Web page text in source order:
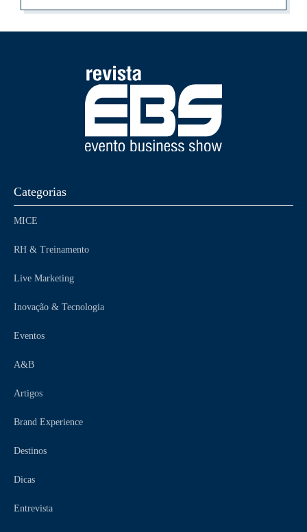
Categorias
MICE
RH & Treinamento
Live Marketing
Inovação & Tecnologia
Eventos
A&B
Artigos
Brand Experience
Destinos
Dicas
Entrevista